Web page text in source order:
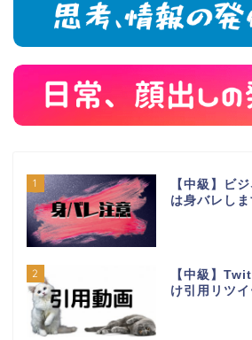
1
【中級】ビ
は身バレしま
2
【中級】
け引用リツ